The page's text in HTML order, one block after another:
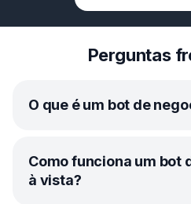
Perguntas
O que é um bot de
Um bot de negociação à vista
automatizada que executa
mercado à vista, onde
Como funciona um bot
à vista?